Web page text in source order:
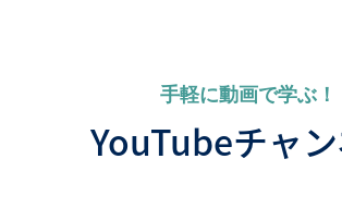
手軽に動画で学ぶ！
YouTubeチャ